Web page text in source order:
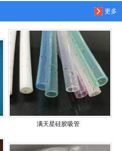
更多
满天星硅胶吸管